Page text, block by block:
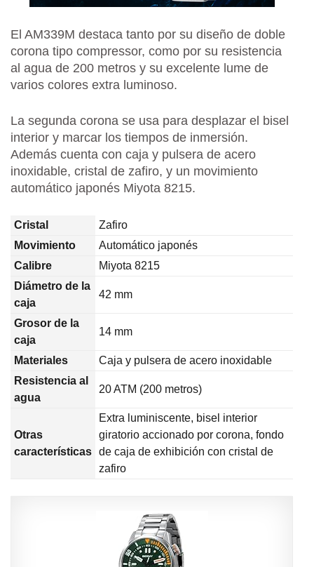
El AM339M destaca tanto por su diseño de doble
corona tipo compressor, como por su resistencia
al agua de 200 metros y su excelente lume de
varios colores extra luminoso.
La segunda corona se usa para desplazar el bisel
interior y marcar los tiempos de inmersión.
Además cuenta con caja y pulsera de acero
inoxidable, cristal de zafiro, y un movimiento
automático japonés Miyota 8215.
Cristal
Zafiro
Movimiento
Automático japonés
Calibre
Miyota 8215
Diámetro de la
caja
42 mm
Grosor de la
caja
14 mm
Materiales
Caja y pulsera de acero inoxidable
Resistencia al
agua
20 ATM (200 metros)
Otras
características
Extra luminiscente, bisel interior
giratorio accionado por corona, fondo
de caja de exhibición con cristal de
zafiro